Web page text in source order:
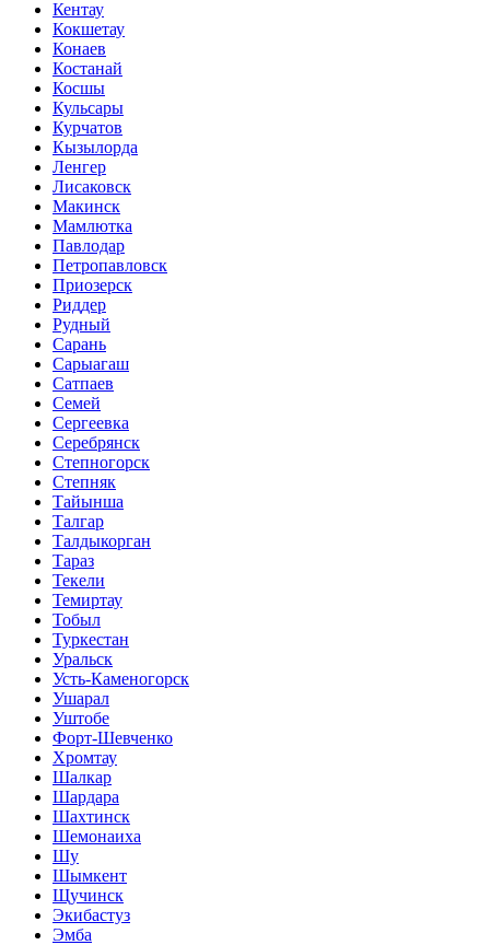
Кентау
Кокшетау
Конаев
Костанай
Косшы
Кульсары
Курчатов
Кызылорда
Ленгер
Лисаковск
Макинск
Мамлютка
Павлодар
Петропавловск
Приозерск
Риддер
Рудный
Сарань
Сарыагаш
Сатпаев
Семей
Сергеевка
Серебрянск
Степногорск
Степняк
Тайынша
Талгар
Талдыкорган
Тараз
Текели
Темиртау
Тобыл
Туркестан
Уральск
Усть-Каменогорск
Ушарал
Уштобе
Форт-Шевченко
Хромтау
Шалкар
Шардара
Шахтинск
Шемонаиха
Шу
Шымкент
Щучинск
Экибастуз
Эмба